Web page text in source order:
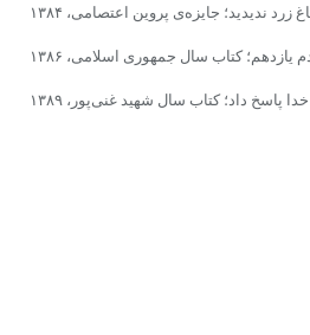
ندیدید؛ جایزه‌ى پروین اعتصامى، ۱۳۸۴
یازدهم؛ کتاب سال جمهورى اسلامى، ۱۳۸۶
پاسخ داد؛ کتاب سال شهید غنى‌پور، ۱۳۸۹